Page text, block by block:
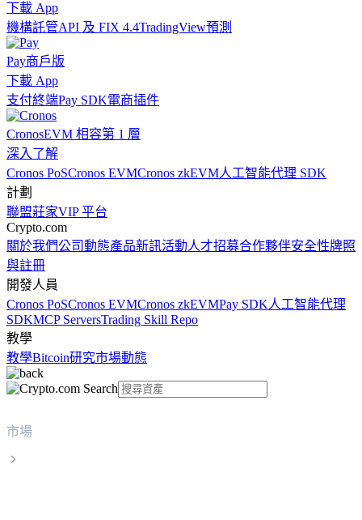
下載 App
機構託管API 及 FIX 4.4TradingView預測
Pay商戶版
下載 App
支付終端Pay SDK電商插件
CronosEVM 相容第 1 層
深入了解
Cronos PoSCronos EVMCronos zkEVM人工智能代理 SDK
計劃
聯盟莊家VIP 平台
Crypto.com
關於我們公司動態產品新訊活動人才招募合作夥伴安全性牌照
與註冊
開發人員
Cronos PoSCronos EVMCronos zkEVMPay SDK人工智能代理
SDKMCP ServersTrading Skill Repo
教學
教學Bitcoin研究市場動態
市場